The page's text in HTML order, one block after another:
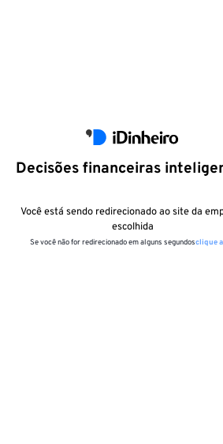
Decisões financeiras
Você está sendo redirecionado ao site da
escolhida
Se você não for redirecionado em alguns segundosclique